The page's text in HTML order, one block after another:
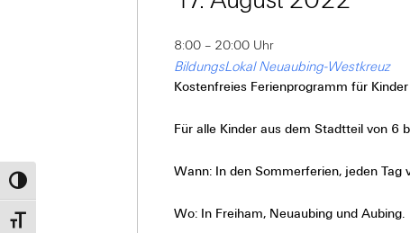
Umschalten auf hohe Kontraste
Schrift vergrößern
8:00 – 20:00 Uhr
BildungsLokal Neuaubing-Westkreuz
Kostenfreies Ferienprogramm für
Für alle Kinder aus dem Stadtteil von 6
Wann: In den Sommerferien, jeden
Wo: In Freiham, Neuaubing und Aubing.